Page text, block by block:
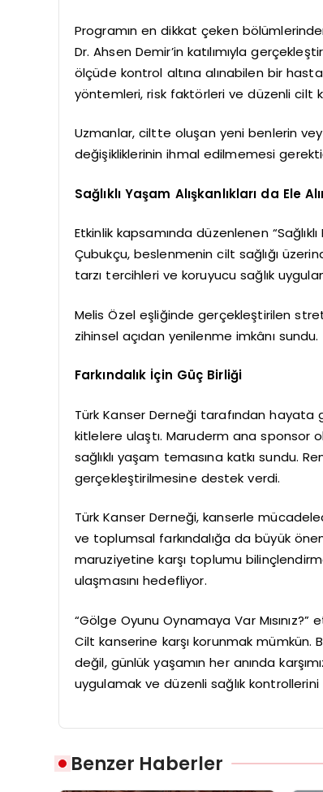
Programın en dikkat çeken
Dr. Ahsen Demir’in katılımıyla
ölçüde kontrol altına alınabilen bir
yöntemleri, risk faktörleri ve düzenli cilt
Uzmanlar, ciltte oluşan yeni benlerin
değişikliklerinin ihmal edilmemesi
Sağlıklı Yaşam Alışkanlıkları da Ele
Etkinlik kapsamında düzenlenen
Çubukçu, beslenmenin cilt sağlığı
tarzı tercihleri ve koruyucu sağlık
Melis Özel eşliğinde gerçekleştirilen
zihinsel açıdan yenilenme imkânı sundu.
Farkındalık İçin Güç Birliği
Türk Kanser Derneği tarafından hayata
kitlelere ulaştı. Maruderm ana sponsor
sağlıklı yaşam temasına katkı sundu.
gerçekleştirilmesine destek verdi.
Türk Kanser Derneği, kanserle
ve toplumsal farkındalığa da büyük
maruziyetine karşı toplumu
ulaşmasını hedefliyor.
“Gölge Oyunu Oynamaya Var
Cilt kanserine karşı korunmak mümkün.
değil, günlük yaşamın her anında
uygulamak ve düzenli sağlık
Benzer Haberler